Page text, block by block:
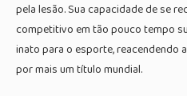
pela lesão. Sua capacidade de se
competitivo em tão pouco tempo
inato para o esporte, reacendendo
por mais um título mundial.